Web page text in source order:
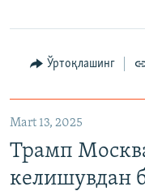
Ўртоқлашинг
Mart 13, 2025
Трамп
келишувдан